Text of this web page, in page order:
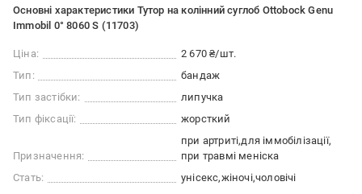
Основні характеристики Тутор на колінний суглоб Ottobock Genu
Immobil 0° 8060 S (11703)
Ціна:
2 670 ₴/шт.
Тип:
бандаж
Тип застібки:
липучка
Тип фіксації:
жорсткий
Призначення:
при артриті для іммобілізації
при травмі меніска
Стать:
унісекс жіночі чоловічі